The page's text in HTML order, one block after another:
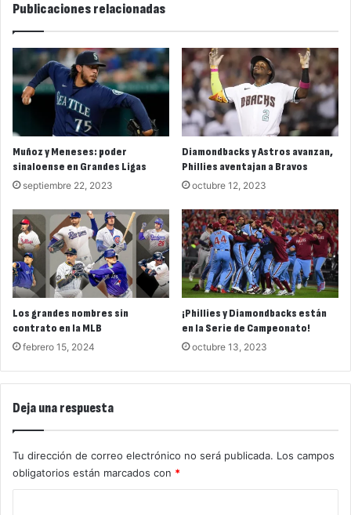
Publicaciones relacionadas
Muñoz y Meneses: poder
sinaloense en Grandes Ligas
septiembre 22, 2023
Diamondbacks y Astros avanzan,
Phillies aventajan a Bravos
octubre 12, 2023
Los grandes nombres sin
contrato en la MLB
febrero 15, 2024
¡Phillies y Diamondbacks están
en la Serie de Campeonato!
octubre 13, 2023
Deja una respuesta
Tu dirección de correo electrónico no será publicada. Los campos
obligatorios están marcados con *